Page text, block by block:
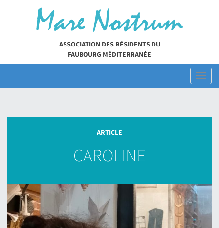
ASSOCIATION DES RÉSIDENTS DU
FAUBOURG MÉDITERRANÉE
CAROLINE
ARTICLE